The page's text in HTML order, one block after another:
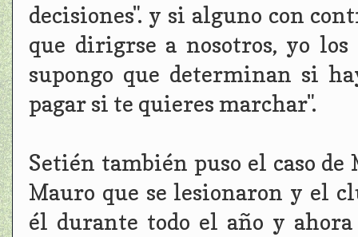
decisiones". y si alguno con
que dirigrse a nosotros, yo
supongo que determinan si
pagar si te quieres marchar".
Setién también puso el caso de
Mauro que se lesionaron y el
él durante todo el año y